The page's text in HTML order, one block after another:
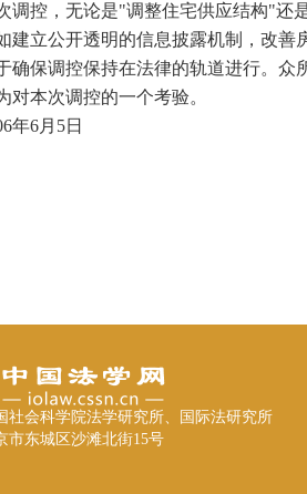
控，无论是"调整住宅供应结构"还
建立公开透明的信息披露机制，改善
保调控保持在法律的轨道进行。众
本次调控的一个考验。
年6月5日
社会科学院法学研究所、国际法研究所
市东城区沙滩北街15号